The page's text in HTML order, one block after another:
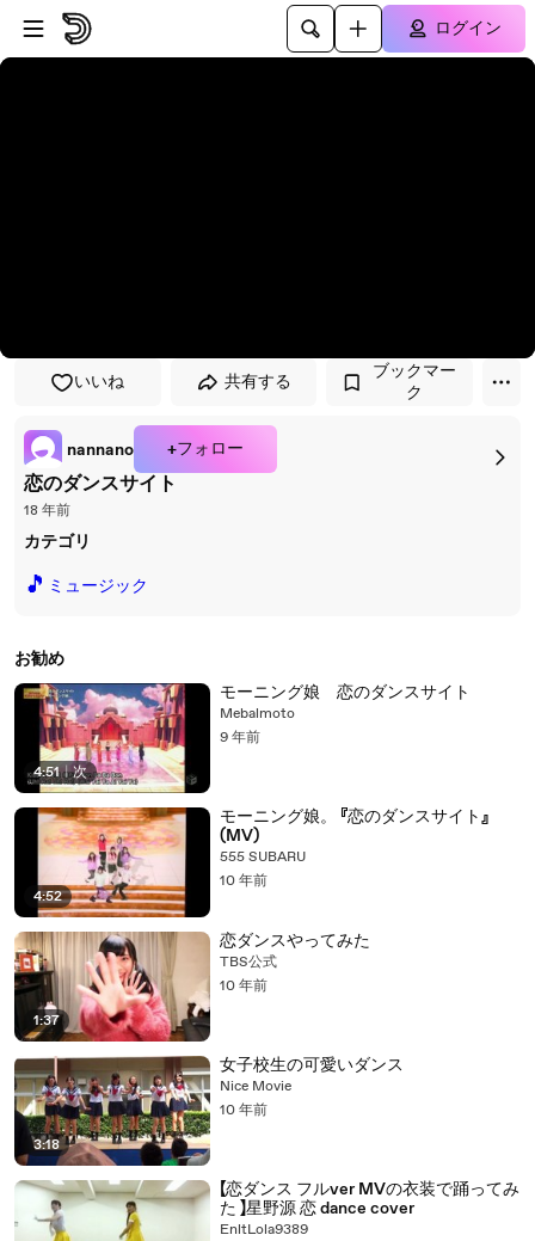
プレイヤーにスキップ
メインコンテンツにスキップ
ログイン
いいね 共有する
ブックマー
ク
nannano +フォロー
恋のダンスサイト
18 年前
カテゴリ
🎵 ミュージック
お勧め
4:51 | 次
モーニング娘 恋のダンスサイト
Mebalmoto
9 年前
4:52
モーニング娘。 『恋のダンスサイト』
(MV)
555 SUBARU
10 年前
1:37
恋ダンスやってみた
TBS公式
10 年前
3:18
女子校生の可愛いダンス
Nice Movie
10 年前
【恋ダンス フルver MVの衣装で踊ってみ
た 】星野源 恋 dance cover
EnltLola9389